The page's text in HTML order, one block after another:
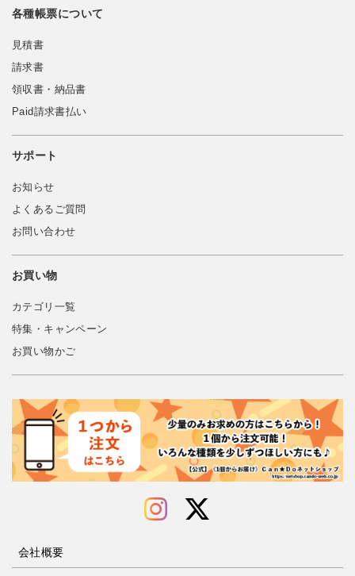
各種帳票について
見積書
請求書
領収書・納品書
Paid請求書払い
サポート
お知らせ
よくあるご質問
お問い合わせ
お買い物
カテゴリ一覧
特集・キャンペーン
お買い物かご
会社概要